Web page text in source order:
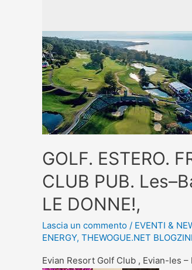
GOLF. ESTERO.
CLUB PUB.
LE DONNE!,
Lascia un commento / EVENTI &
ENERGY, THEWOGUE.NET
Evian Resort Golf Club , Evian-les